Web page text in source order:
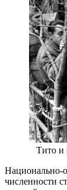
Тито и
Национально-
численности